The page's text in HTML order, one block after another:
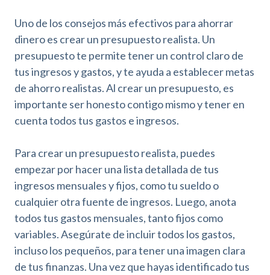
Uno de los consejos más efectivos para ahorrar
dinero es crear un presupuesto realista. Un
presupuesto te permite tener un control claro de
tus ingresos y gastos, y te ayuda a establecer metas
de ahorro realistas. Al crear un presupuesto, es
importante ser honesto contigo mismo y tener en
cuenta todos tus gastos e ingresos.
Para crear un presupuesto realista, puedes
empezar por hacer una lista detallada de tus
ingresos mensuales y fijos, como tu sueldo o
cualquier otra fuente de ingresos. Luego, anota
todos tus gastos mensuales, tanto fijos como
variables. Asegúrate de incluir todos los gastos,
incluso los pequeños, para tener una imagen clara
de tus finanzas. Una vez que hayas identificado tus